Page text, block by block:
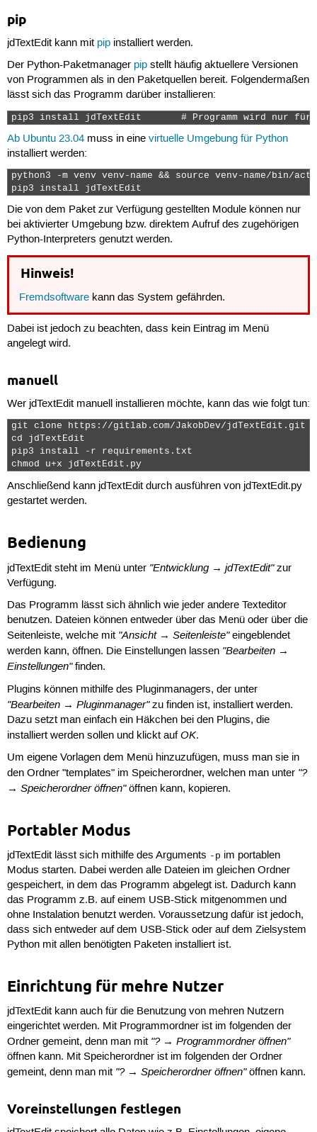
pip
jdTextEdit kann mit pipinstalliert werden.
Der Python-Paketmanager pipstellt häufig aktuellere Versionen
von Programmen als in den Paketquellen bereit. Folgendermaßen
lässt sich das Programm darüber installieren:
pip3 install jdTextEdit       # Programm wird nur
Ab Ubuntu 23.04muss in eine virtuelle Umgebung für Python
installiert werden:
python3 -m venv venv-name && source venv-name/bin/
pip3 install jdTextEdit
Die von dem Paket zur Verfügung gestellten Module können nur
bei aktivierter Umgebung bzw. direktem Aufruf des zugehörigen
Python-Interpreters genutzt werden.
Hinweis!
Fremdsoftware kann das System gefährden.
Dabei ist jedoch zu beachten, dass kein Eintrag im Menü
angelegt wird.
manuell
Wer jdTextEdit manuell installieren möchte, kann das wie folgt tun:
git clone https://gitlab.com/JakobDev/jdTextEdit.git
cd jdTextEdit
pip3 install -r requirements.txt
chmod u+x jdTextEdit.py
Anschließend kann jdTextEdit durch ausführen von jdTextEdit.py
gestartet werden.
Bedienung
jdTextEdit steht im Menü unter "Entwicklung → jdTextEdit"zur
Verfügung.
Das Programm lässt sich ähnlich wie jeder andere Texteditor
benutzen. Dateien können entweder über das Menü oder über die
Seitenleiste, welche mit "Ansicht → Seitenleiste"eingeblendet
werden kann, öffnen. Die Einstellungen lassen "Bearbeiten →
Einstellungen"finden.
Plugins können mithilfe des Pluginmanagers, der unter
"Bearbeiten → Pluginmanager"zu finden ist, installiert werden.
Dazu setzt man einfach ein Häkchen bei den Plugins, die
installiert werden sollen und klickt aufOK.
Um eigene Vorlagen dem Menü hinzuzufügen, muss man sie in
den Ordner "templates" im Speicherordner, welchen man unter "?
→ Speicherordner öffnen"öffnen kann, kopieren.
Portabler Modus
jdTextEdit lässt sich mithilfe des Arguments -p im portablen
Modus starten. Dabei werden alle Dateien im gleichen Ordner
gespeichert, in dem das Programm abgelegt ist. Dadurch kann
das Programm z.B. auf einem USB-Stick mitgenommen und
ohne Instalation benutzt werden. Voraussetzung dafür ist jedoch,
dass sich entweder auf dem USB-Stick oder auf dem Zielsystem
Python mit allen benötigten Paketen installiert ist.
Einrichtung für mehre Nutzer
jdTextEdit kann auch für die Benutzung von mehren Nutzern
eingerichtet werden. Mit Programmordner ist im folgenden der
Ordner gemeint, denn man mit "? → Programmordner öffnen"
öffnen kann. Mit Speicherordner ist im folgenden der Ordner
gemeint, denn man mit "? → Speicherordner öffnen"öffnen kann.
Voreinstellungen festlegen